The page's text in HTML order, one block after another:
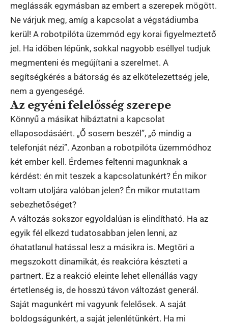
meglássák egymásban az embert a szerepek mögött.
Ne várjuk meg, amíg a kapcsolat a végstádiumba
kerül! A robotpilóta üzemmód egy korai figyelmeztető
jel. Ha időben lépünk, sokkal nagyobb eséllyel tudjuk
megmenteni és megújítani a szerelmet. A
segítségkérés a bátorság és az elkötelezettség jele,
nem a gyengeségé.
Az egyéni felelősség szerepe
Könnyű a másikat hibáztatni a kapcsolat
ellaposodásáért. „Ő sosem beszél”, „ő mindig a
telefonját nézi”. Azonban a robotpilóta üzemmódhoz
két ember kell. Érdemes feltenni magunknak a
kérdést: én mit teszek a kapcsolatunkért? Én mikor
voltam utoljára valóban jelen? Én mikor mutattam
sebezhetőséget?
A változás sokszor egyoldalúan is elindítható. Ha az
egyik fél elkezd tudatosabban jelen lenni, az
óhatatlanul hatással lesz a másikra is. Megtöri a
megszokott dinamikát, és reakcióra készteti a
partnert. Ez a reakció eleinte lehet ellenállás vagy
értetlenség is, de hosszú távon változást generál.
Saját magunkért mi vagyunk felelősek. A saját
boldogságunkért, a saját jelenlétünkért. Ha mi